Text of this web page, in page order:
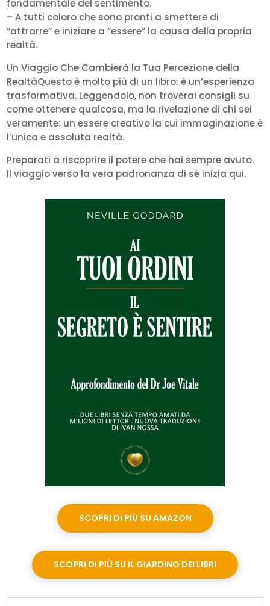
fondamentale del sentimento.
– A tutti coloro che sono pronti a smettere di
“attrarre” e iniziare a “essere” la causa della propria
realtà.
Un Viaggio Che Cambierà la Tua Percezione della
RealtàQuesto è molto più di un libro: è un’esperienza
trasformativa. Leggendolo, non troverai consigli su
come ottenere qualcosa, ma la rivelazione di chi sei
veramente: un essere creativo la cui immaginazione è
l’unica e assoluta realtà.
Preparati a riscoprire il potere che hai sempre avuto.
Il viaggio verso la vera padronanza di sé inizia qui.
SCOPRI DI PIÙ SU AMAZON
SCOPRI DI PIÙ SU IL GIARDINO DEI LIBRI